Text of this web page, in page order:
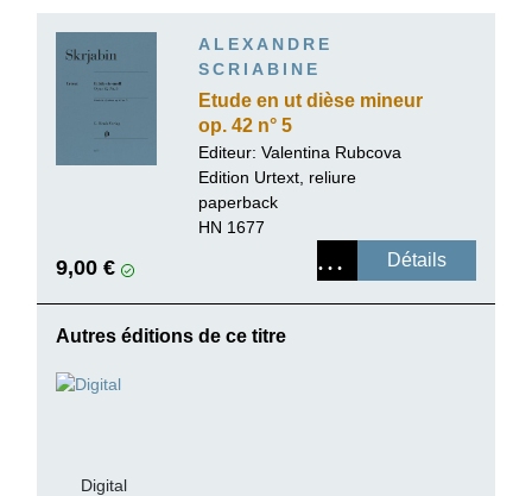
ALEXANDRE
SCRIABINE
Etude en ut dièse mineur
op. 42 n° 5
Editeur: Valentina Rubcova
Edition Urtext, reliure
paperback
HN 1677
9,00 € Détails
Autres éditions de ce titre
Digital